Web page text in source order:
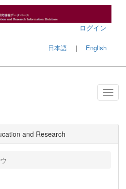
ログイン
日本語 ｜ English
and Research